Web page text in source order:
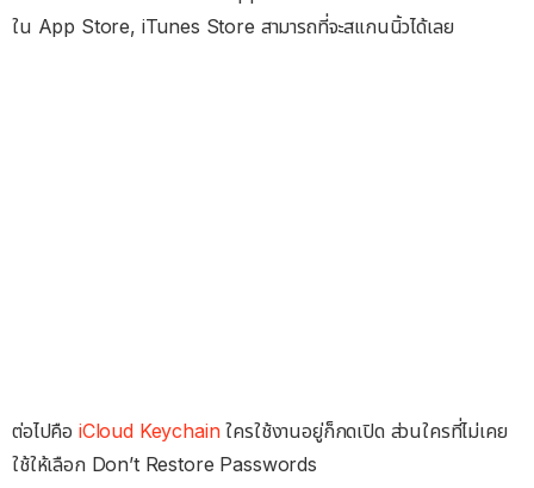
ใน App Store, iTunes Store สามารถที่จะสแกนนิ้วได้เลย
ต่อไปคือ iCloud Keychainใครใช้งานอยู่ก็กดเปิด ส่วนใครที่ไม่เคย
ใช้ให้เลือก Don’t Restore Passwords